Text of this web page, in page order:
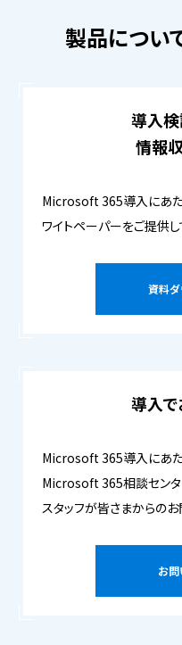
製品につい
導入検
情報
Microsoft 365導入にあ
ワイトペーパーをご提供し
資料ダ
導入で
Microsoft 365導入にあた
Microsoft 365相談セン
スタッフが皆さまからの
お